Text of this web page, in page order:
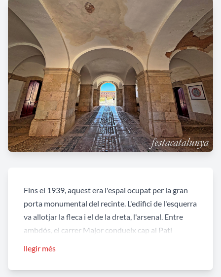
Fins el 1939, aquest era l'espai ocupat per la gran
porta monumental del recinte. L'edifici de l'esquerra
va allotjar la fleca i el de la dreta, l'arsenal. Entre
ambdós, el carrer Major condueix cap al Pati
llegir més